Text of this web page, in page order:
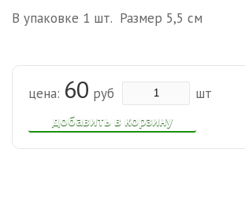
В упаковке 1 шт. Размер 5,5 см
добавить в корзину
цена: 60 руб шт